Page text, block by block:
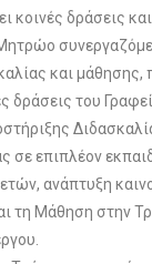
κοινές δράσεις
και μάθησης,
δράσεις του
σε επιπλέον
ανάπτυξη
τη Μάθηση στην